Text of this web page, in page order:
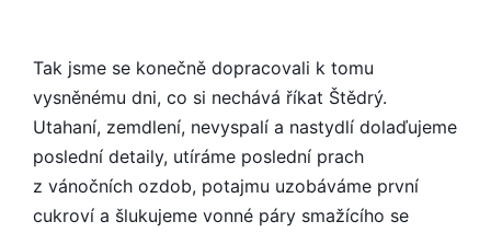
Tak jsme se konečně dopracovali k tomu
vysněnému dni, co si nechává říkat Štědrý.
Utahaní, zemdlení, nevyspalí a nastydlí dolaďujeme
poslední detaily, utíráme poslední prach
z vánočních ozdob, potajmu uzobáváme první
cukroví a šlukujeme vonné páry smažícího se